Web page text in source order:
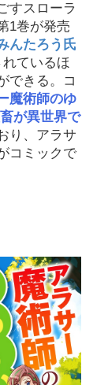
すスローラ
1巻が発売
んたろう氏
ているほ
できる。コ
魔術師のゆ
が異世界で
り、アラサ
コミックで